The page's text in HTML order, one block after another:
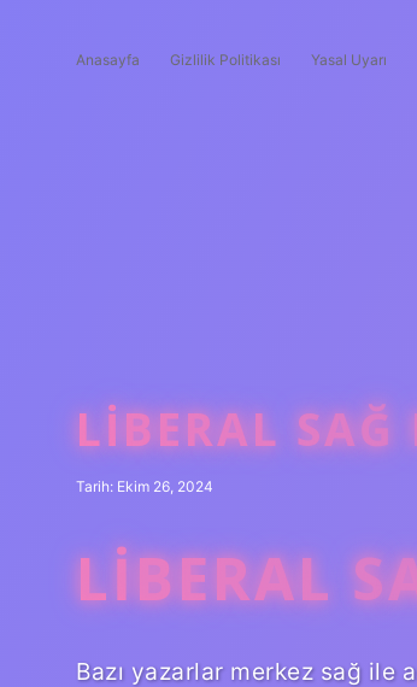
Anasayfa Gizlilik Politikası Yasal Uyarı
LIBERAL SAĞ
Tarih: Ekim 26, 2024
LIBERAL
Bazı yazarlar merkez sağ ile